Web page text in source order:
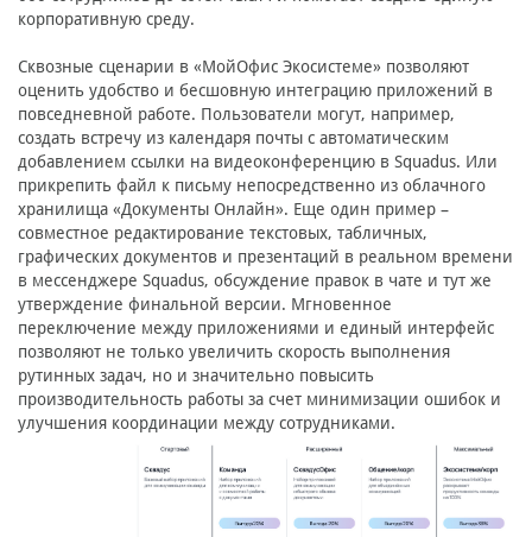
корпоративную среду.
Сквозные сценарии в «МойОфис Экосистеме» позволяют
оценить удобство и бесшовную интеграцию приложений в
повседневной работе. Пользователи могут, например,
создать встречу из календаря почты с автоматическим
добавлением ссылки на видеоконференцию в Squadus. Или
прикрепить файл к письму непосредственно из облачного
хранилища «Документы Онлайн». Еще один пример –
совместное редактирование текстовых, табличных,
графических документов и презентаций в реальном времени
в мессенджере Squadus, обсуждение правок в чате и тут же
утверждение финальной версии. Мгновенное
переключение между приложениями и единый интерфейс
позволяют не только увеличить скорость выполнения
рутинных задач, но и значительно повысить
производительность работы за счет минимизации ошибок и
улучшения координации между сотрудниками.